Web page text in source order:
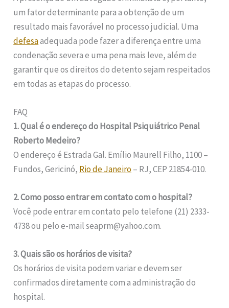
um fator determinante para a obtenção de um
resultado mais favorável no processo judicial. Uma
defesaadequada pode fazer a diferença entre uma
condenação severa e uma pena mais leve, além de
garantir que os direitos do detento sejam respeitados
em todas as etapas do processo.
FAQ
1. Qual é o endereço do Hospital Psiquiátrico Penal
Roberto Medeiro?
O endereço é Estrada Gal. Emílio Maurell Filho, 1100 –
Fundos, Gericinó, Rio de Janeiro– RJ, CEP 21854-010.
2. Como posso entrar em contato com o hospital?
Você pode entrar em contato pelo telefone (21) 2333-
4738 ou pelo e-mail seaprm@yahoo.com.
3. Quais são os horários de visita?
Os horários de visita podem variar e devem ser
confirmados diretamente com a administração do
hospital.